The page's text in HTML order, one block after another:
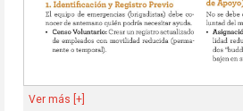
Ver más [+]